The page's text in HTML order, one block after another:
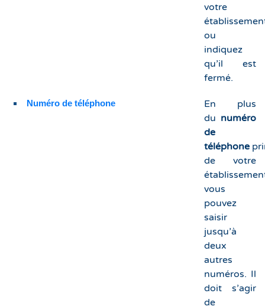
votre
ou
indiquez
qu’il est
fermé.
Numéro de téléphone
En plus
du numéro
de
téléphone
de votre
vous
pouvez
saisir
jusqu’à
deux
autres
numéros. Il
doit s’agir
de